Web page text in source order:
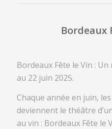
Bordeaux
Bordeaux Fête le Vin :
au 22 juin 2025.
Chaque année en juin,
deviennent le théâtre
au vin : Bordeaux Fête le